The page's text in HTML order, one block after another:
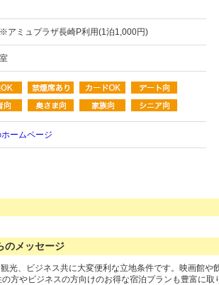
アミュプラザ長崎P利用(1泊1,000円)
ームページ
のメッセージ
光、ビジネス共に大変便利な立地条件です。映画館
方やビジネスの方向けのお得な宿泊プランも豊富に